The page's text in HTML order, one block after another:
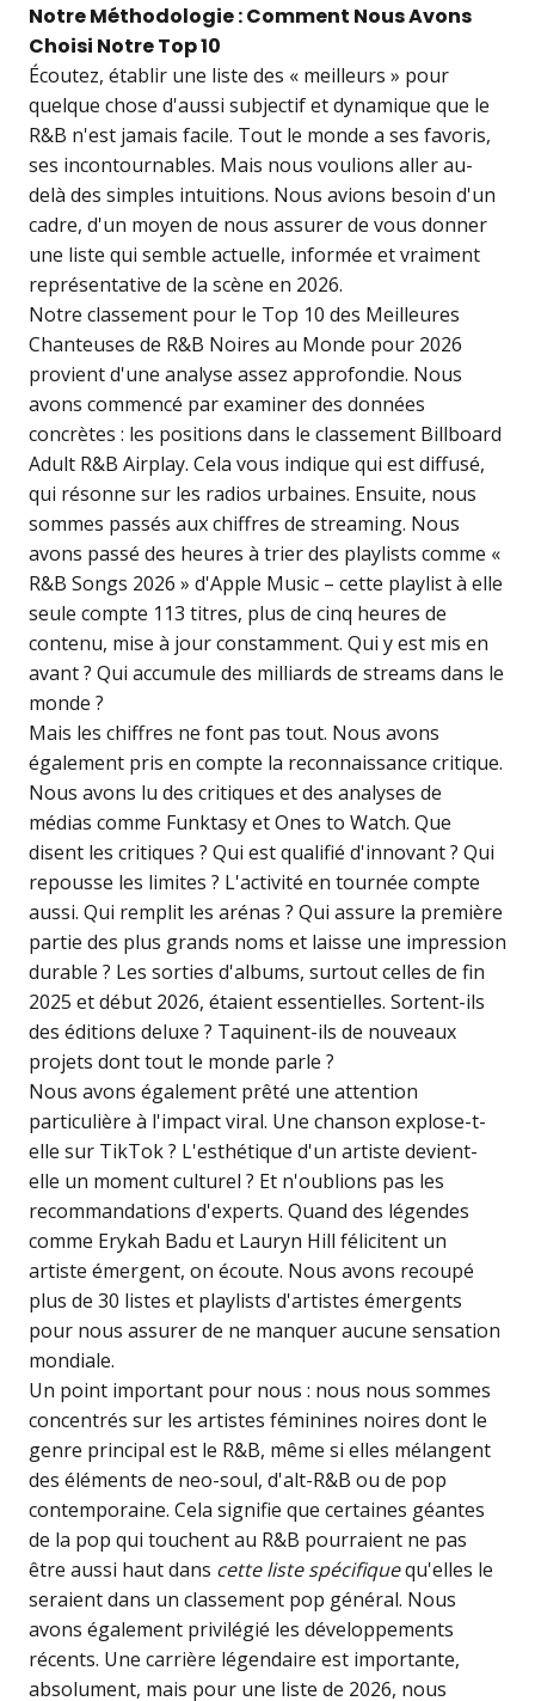
Notre Méthodologie : Comment Nous Avons
Choisi Notre Top 10
Écoutez, établir une liste des « meilleurs » pour
quelque chose d'aussi subjectif et dynamique que le
R&B n'est jamais facile. Tout le monde a ses favoris,
ses incontournables. Mais nous voulions aller au-
delà des simples intuitions. Nous avions besoin d'un
cadre, d'un moyen de nous assurer de vous donner
une liste qui semble actuelle, informée et vraiment
représentative de la scène en 2026.
Notre classement pour le Top 10 des Meilleures
Chanteuses de R&B Noires au Monde pour 2026
provient d'une analyse assez approfondie. Nous
avons commencé par examiner des données
concrètes : les positions dans le classement Billboard
Adult R&B Airplay. Cela vous indique qui est diffusé,
qui résonne sur les radios urbaines. Ensuite, nous
sommes passés aux chiffres de streaming. Nous
avons passé des heures à trier des playlists comme «
R&B Songs 2026 » d'Apple Music – cette playlist à elle
seule compte 113 titres, plus de cinq heures de
contenu, mise à jour constamment. Qui y est mis en
avant ? Qui accumule des milliards de streams dans le
monde ?
Mais les chiffres ne font pas tout. Nous avons
également pris en compte la reconnaissance critique.
Nous avons lu des critiques et des analyses de
médias comme Funktasy et Ones to Watch. Que
disent les critiques ? Qui est qualifié d'innovant ? Qui
repousse les limites ? L'activité en tournée compte
aussi. Qui remplit les arénas ? Qui assure la première
partie des plus grands noms et laisse une impression
durable ? Les sorties d'albums, surtout celles de fin
2025 et début 2026, étaient essentielles. Sortent-ils
des éditions deluxe ? Taquinent-ils de nouveaux
projets dont tout le monde parle ?
Nous avons également prêté une attention
particulière à l'impact viral. Une chanson explose-t-
elle sur TikTok ? L'esthétique d'un artiste devient-
elle un moment culturel ? Et n'oublions pas les
recommandations d'experts. Quand des légendes
comme Erykah Badu et Lauryn Hill félicitent un
artiste émergent, on écoute. Nous avons recoupé
plus de 30 listes et playlists d'artistes émergents
pour nous assurer de ne manquer aucune sensation
mondiale.
Un point important pour nous : nous nous sommes
concentrés sur les artistes féminines noires dont le
genre principal est le R&B, même si elles mélangent
des éléments de neo-soul, d'alt-R&B ou de pop
contemporaine. Cela signifie que certaines géantes
de la pop qui touchent au R&B pourraient ne pas
être aussi haut dans cette liste spécifiquequ'elles le
seraient dans un classement pop général. Nous
avons également privilégié les développements
récents. Une carrière légendaire est importante,
absolument, mais pour une liste de 2026, nous